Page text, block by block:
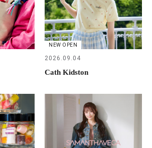
NEW OPEN
2026.09.04
Cath Kidston